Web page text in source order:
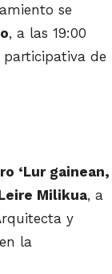
se
, a las 19:00
de
‘Lur gainean,
Milikua, a
y
la